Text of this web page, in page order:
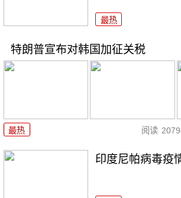
最热
特朗普宣布对韩国加征关税
最热 阅读
印度尼帕病毒疫